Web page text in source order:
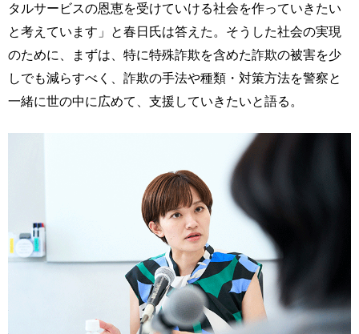
タルサービスの恩恵を受けていける社会を作っていきたい
と考えています」と春日氏は答えた。そうした社会の実現
のために、まずは、特に特殊詐欺を含めた詐欺の被害を少
しでも減らすべく、詐欺の手法や種類・対策方法を警察と
一緒に世の中に広めて、支援していきたいと語る。